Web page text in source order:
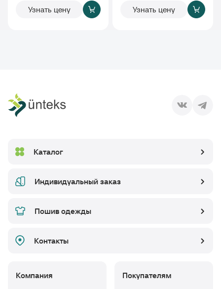
Узнать цену Узнать цену
Каталог
Индивидуальный заказ
Пошив одежды
Контакты
Компания Покупателям